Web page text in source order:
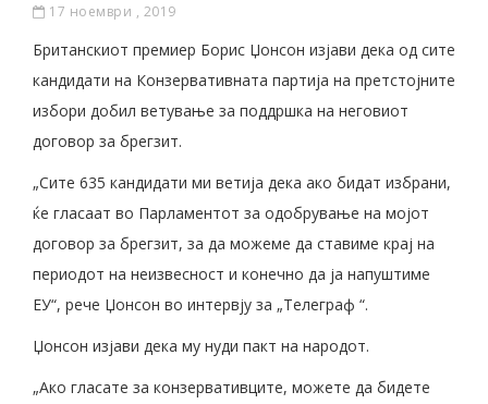
17 ноември , 2019
Британскиот премиер Борис Џонсон изјави дека од сите
кандидати на Конзервативната партија на претстојните
избори добил ветување за поддршка на неговиот
договор за брегзит.
„Сите 635 кандидати ми ветија дека ако бидат избрани,
ќе гласаат во Парламентот за одобрување на мојот
договор за брегзит, за да можеме да ставиме крај на
периодот на неизвесност и конечно да ја напуштиме
ЕУ“, рече Џонсон во интервју за „Телеграф “.
Џонсон изјави дека му нуди пакт на народот.
„Ако гласате за конзервативците, можете да бидете